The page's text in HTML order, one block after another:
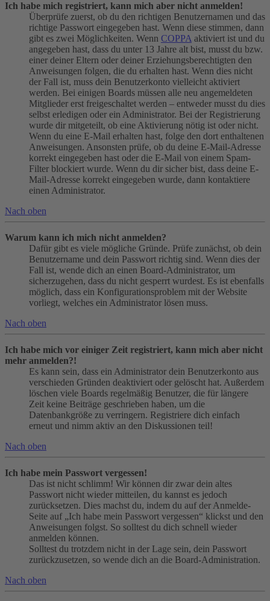
Ich habe mich registriert, kann mich aber nicht anmelden!
Überprüfe zuerst, ob du den richtigen Benutzernamen und das
richtige Passwort eingegeben hast. Wenn diese stimmen, dann
gibt es zwei Möglichkeiten. Wenn COPPA aktiviert ist und du
angegeben hast, dass du unter 13 Jahre alt bist, musst du bzw.
einer deiner Eltern oder deiner Erziehungsberechtigten den
Anweisungen folgen, die du erhalten hast. Wenn dies nicht
der Fall ist, muss dein Benutzerkonto vielleicht aktiviert
werden. Bei einigen Boards müssen alle neu angemeldeten
Mitglieder erst freigeschaltet werden – entweder musst du dies
selbst erledigen oder ein Administrator. Bei der Registrierung
wurde dir mitgeteilt, ob eine Aktivierung nötig ist oder nicht.
Wenn du eine E-Mail erhalten hast, folge den dort enthaltenen
Anweisungen. Ansonsten prüfe, ob du deine E-Mail-Adresse
korrekt eingegeben hast oder die E-Mail von einem Spam-
Filter blockiert wurde. Wenn du dir sicher bist, dass deine E-
Mail-Adresse korrekt eingegeben wurde, dann kontaktiere
einen Administrator.
Nach oben
Warum kann ich mich nicht anmelden?
Dafür gibt es viele mögliche Gründe. Prüfe zunächst, ob dein
Benutzername und dein Passwort richtig sind. Wenn dies der
Fall ist, wende dich an einen Board-Administrator, um
sicherzugehen, dass du nicht gesperrt wurdest. Es ist ebenfalls
möglich, dass ein Konfigurationsproblem mit der Website
vorliegt, welches ein Administrator lösen muss.
Nach oben
Ich habe mich vor einiger Zeit registriert, kann mich aber nicht
mehr anmelden?!
Es kann sein, dass ein Administrator dein Benutzerkonto aus
verschieden Gründen deaktiviert oder gelöscht hat. Außerdem
löschen viele Boards regelmäßig Benutzer, die für längere
Zeit keine Beiträge geschrieben haben, um die
Datenbankgröße zu verringern. Registriere dich einfach
erneut und nimm aktiv an den Diskussionen teil!
Nach oben
Ich habe mein Passwort vergessen!
Das ist nicht schlimm! Wir können dir zwar dein altes
Passwort nicht wieder mitteilen, du kannst es jedoch
zurücksetzen. Dies machst du, indem du auf der Anmelde-
Seite auf „Ich habe mein Passwort vergessen“ klickst und den
Anweisungen folgst. So solltest du dich schnell wieder
anmelden können.
Solltest du trotzdem nicht in der Lage sein, dein Passwort
zurückzusetzen, so wende dich an die Board-Administration.
Nach oben